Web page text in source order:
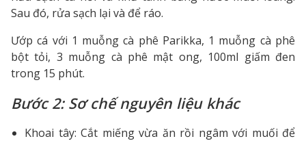
Sau đó, rửa sạch lại và để ráo.
Ướp cá với 1 muỗng cà phê Parikka, 1 muỗng cà phê
bột tỏi, 3 muỗng cà phê mật ong, 100ml giấm đen
trong 15 phút.
Bước 2: Sơ chế nguyên liệu khác
Khoai tây: Cắt miếng vừa ăn rồi ngâm với muối để